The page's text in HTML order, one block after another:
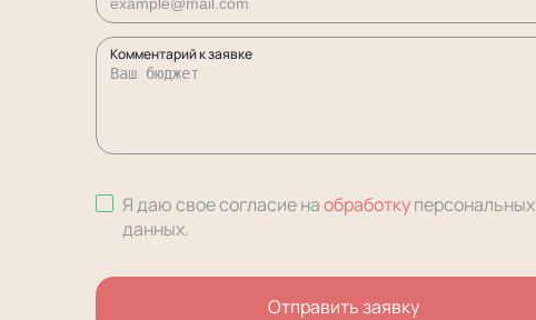
Комментарий к заявке
Я даю свое согласие наобработкуперсональных
данных.
Отправить заявку